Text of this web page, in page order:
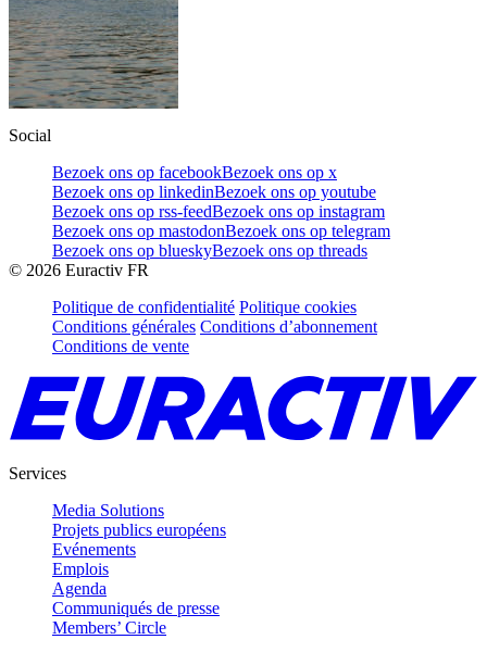
Social
Bezoek ons op facebookBezoek ons op x
Bezoek ons op linkedinBezoek ons op youtube
Bezoek ons op rss-feedBezoek ons op instagram
Bezoek ons op mastodonBezoek ons op telegram
Bezoek ons op blueskyBezoek ons op threads
© 2026 Euractiv FR
Politique de confidentialité Politique cookies
Conditions générales Conditions d’abonnement
Conditions de vente
Services
Media Solutions
Projets publics européens
Evénements
Emplois
Agenda
Communiqués de presse
Members’ Circle